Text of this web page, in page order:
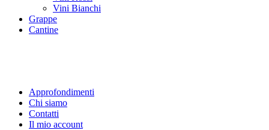
Vini Bianchi
Grappe
Cantine
Approfondimenti
Chi siamo
Contatti
Il mio account